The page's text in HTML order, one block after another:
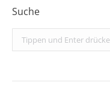
Suche
Search: